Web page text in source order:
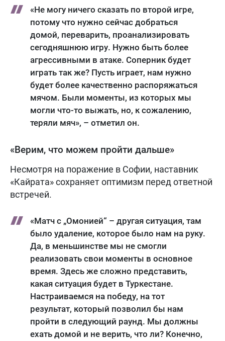
«Не могу ничего сказать по второй игре,
потому что нужно сейчас добраться
домой, переварить, проанализировать
сегодняшнюю игру. Нужно быть более
агрессивными в атаке. Соперник будет
играть так же? Пусть играет, нам нужно
будет более качественно распоряжаться
мячом. Были моменты, из которых мы
могли что-то выжать, но, к сожалению,
теряли мяч», – отметил он.
«Верим, что можем пройти дальше»
Несмотря на поражение в Софии, наставник
«Кайрата» сохраняет оптимизм перед ответной
встречей.
«Матч с „Омонией“ – другая ситуация, там
было удаление, которое было нам на руку.
Да, в меньшинстве мы не смогли
реализовать свои моменты в основное
время. Здесь же сложно представить,
какая ситуация будет в Туркестане.
Настраиваемся на победу, на тот
результат, который позволил бы нам
пройти в следующий раунд. Мы должны
ехать домой и не верить, что ли? Конечно,